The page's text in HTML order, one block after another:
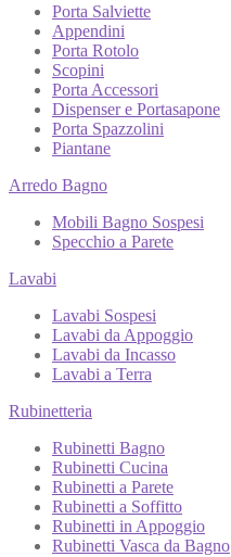
Porta Salviette
Appendini
Porta Rotolo
Scopini
Porta Accessori
Dispenser e Portasapone
Porta Spazzolini
Piantane
Arredo Bagno
Mobili Bagno Sospesi
Specchio a Parete
Lavabi
Lavabi Sospesi
Lavabi da Appoggio
Lavabi da Incasso
Lavabi a Terra
Rubinetteria
Rubinetti Bagno
Rubinetti Cucina
Rubinetti a Parete
Rubinetti a Soffitto
Rubinetti in Appoggio
Rubinetti Vasca da Bagno